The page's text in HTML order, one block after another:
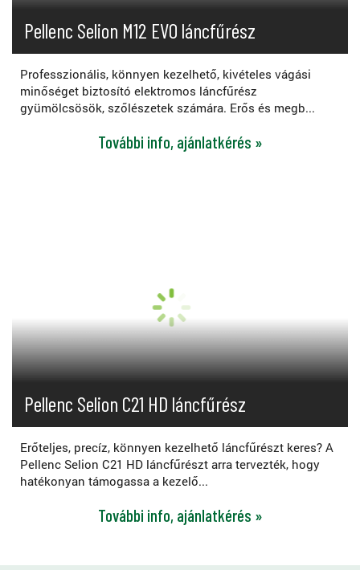
Pellenc Selion M12 EVO láncfűrész
Professzionális, könnyen kezelhető, kivételes vágási
minőséget biztosító elektromos láncfűrész
gyümölcsösök, szőlészetek számára. Erős és megb...
További info, ajánlatkérés »
Pellenc Selion C21 HD láncfűrész
Erőteljes, precíz, könnyen kezelhető láncfűrészt keres? A
Pellenc Selion C21 HD láncfűrészt arra tervezték, hogy
hatékonyan támogassa a kezelő...
További info, ajánlatkérés »